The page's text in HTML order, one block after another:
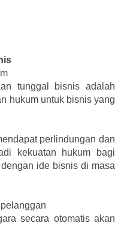
tunggal bisnis adalah
hukum untuk bisnis yang
perlindungan dan
kekuatan hukum bagi
ide bisnis di masa
secara otomatis akan